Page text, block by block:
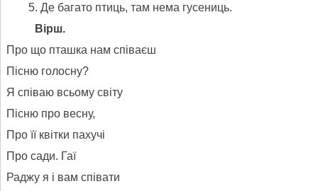
Де багато птиць, там нема гусениць.
Вірш.
Про що пташка нам співаєш
Пісню голосну?
Я співаю всьому світу
Пісню про весну,
Про її квітки пахучі
Про сади. Гаї
Раджу я і вам співати